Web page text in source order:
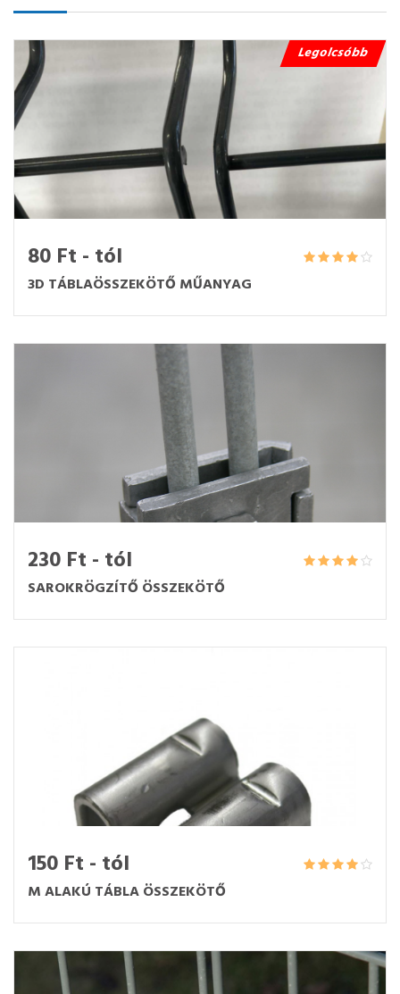
Legolcsóbb
80 Ft - tól
3D TÁBLAÖSSZEKÖTŐ MŰANYAG
230 Ft - tól
SAROKRÖGZÍTŐ ÖSSZEKÖTŐ
150 Ft - tól
M ALAKÚ TÁBLA ÖSSZEKÖTŐ